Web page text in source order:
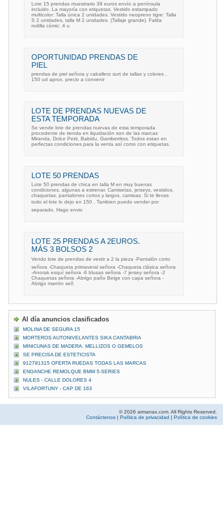
Lote 15 prendas muestrario 39 euros envío a península
incluido. La mayoría con etiquetas. Vestido estampado
multicolor: Talla única 2 unidades. Vestido neopreno tigre: Talla
S 2 unidades, talla M 2 unidades. (Tallaje grande). Falda
rodilla cómic: 4 u
OPORTUNIDAD PRENDAS DE
PIEL
prendas de piel señora y caballero surt de tallas y colores ,
150 ud aprox. precio a convenir
LOTE DE PRENDAS NUEVAS DE
ESTA TEMPORADA
Se vende lote de prendas nuevas de esta temporada
procedente de tienda en liquidación son de las marcas
Miranda, Dolce Petit, Babidu, Gamberritos. Todos estan en
perfectas condiciones para la venta así como con etiquetas.
LOTE 50 PRENDAS
Lote 50 prendas de chica en talla M en muy buenas
condiciones, algunas a estrenar. Camisetas, jerseys, vestidos,
chaquetas, pantalones cortos y largos, camisas. Si te llevas
todo el lote lo dejo en 150 . Tambien puedo vender por
separado. Hago envio
LOTE 25 PRENDAS A 2EUROS.
MÁS 3 BOLSOS 2
Vendo lote de prendas de vestir a 2 la pieza -Pantalón corto
señora -Chaqueta primaveral señora -Chaqueta clásica señora
-Anorak esquí señora -6 blusas señora -7 jersey señora -2
Chaquetas señora -Abrigo paño Beige con capa señora -
Abrigo marrón señ
Al día anuncios clasificados
MOLINA DE SEGURA 15
MORTEROS AUTONIVELANTES SIKA CANTABRIA
MINICUNAS DE MADERA. MELLIZOS O GEMELOS
SE PRECISA DE ESTETICISTA
912791315 OFERTA RUEDAS TODAS LAS MARCAS
ENGANCHE REMOLQUE BMW 5-SERIES
NULES - CALLE DOLORES 4
VILAFORTUNY - CAP DE 163
© 2026 armanax.com. All Rights Reserved.
Contáctenos
Política de privacidad Política de cookies